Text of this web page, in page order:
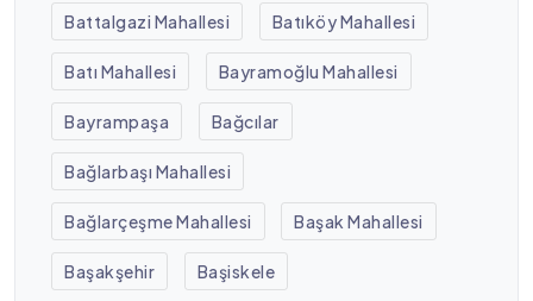
Battalgazi Mahallesi Batıköy Mahallesi
Batı Mahallesi Bayramoğlu Mahallesi
Bayrampaşa Bağcılar
Bağlarbaşı Mahallesi
Bağlarçeşme Mahallesi Başak Mahallesi
Başakşehir Başiskele